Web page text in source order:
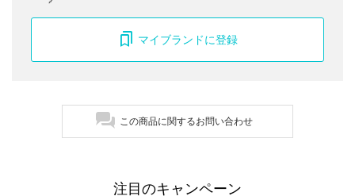
マイブランドに登録
この商品に関するお問い合わせ
注目のキャンペーン